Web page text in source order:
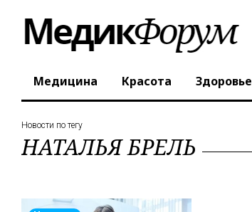
Медицина Красота Здоровье
Новости по тегу
НАТАЛЬЯ БРЕЛЬ